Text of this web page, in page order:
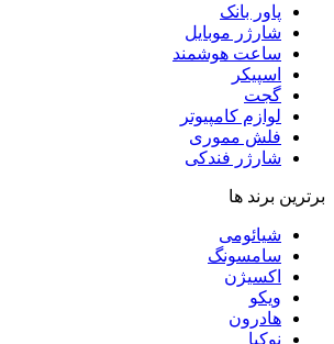
پاور بانک
شارژر موبایل
ساعت هوشمند
اسپیکر
گجت
لوازم کامپیوتر
فلش مموری
شارژر فندکی
برترین برند ها
شیائومی
سامسونگ
اکسیژن
ویکو
هادرون
نوکیا